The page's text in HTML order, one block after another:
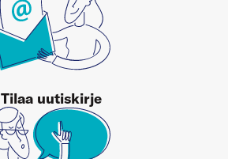
Tilaa uutiskirje